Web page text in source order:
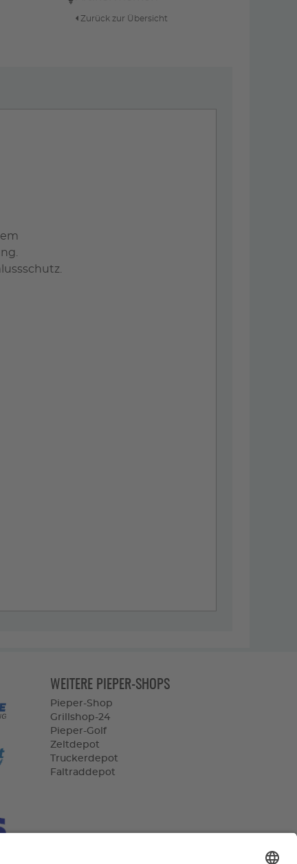
Zurück zur Übersicht
WEITERE PIEPER-SHOPS
Pieper-Shop
Grillshop-24
Pieper-Golf
Zeltdepot
Truckerdepot
Faltraddepot